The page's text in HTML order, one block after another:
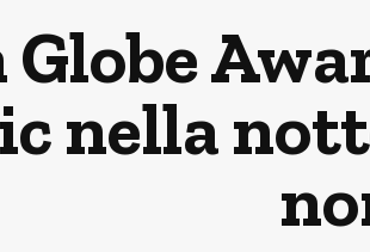
Globe
nella